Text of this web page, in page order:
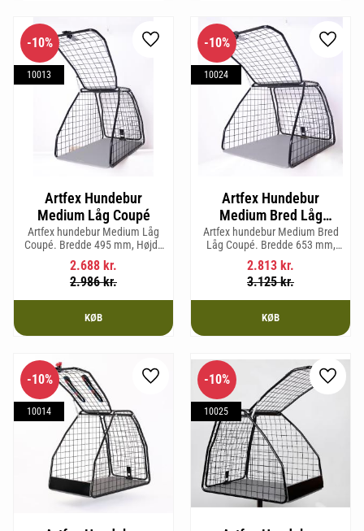
Artfex Hundebur
Medium Låg Coupé
Artfex hundebur Medium Låg
Coupé. Bredde 495 mm, Højde
580 mm, Dybde 830 mm og
vægt 15,2 kg.
2.688 kr.
2.986kr.
10%
10013
Gem som favorit
KØB
Artfex Hundebur
Medium Bred Låg
Coupé
Artfex hundebur Medium Bred
Låg Coupé. Bredde 653 mm,
Højde 580 mm, Dybde 830 mm
og vægt 17,5 kg.
2.813 kr.
3.125kr.
10%
10024
Gem
KØB
10%
10014
Gem som favorit
10%
10025
Gem